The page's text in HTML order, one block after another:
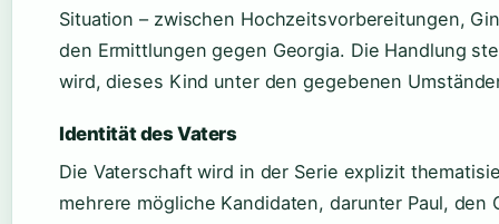
Situation – zwischen Hochzeitsvorbereitungen,
den Ermittlungen gegen Georgia. Die Handlung
wird, dieses Kind unter den gegebenen
Identität des Vaters
Die Vaterschaft wird in der Serie explizit
mehrere mögliche Kandidaten, darunter Paul,